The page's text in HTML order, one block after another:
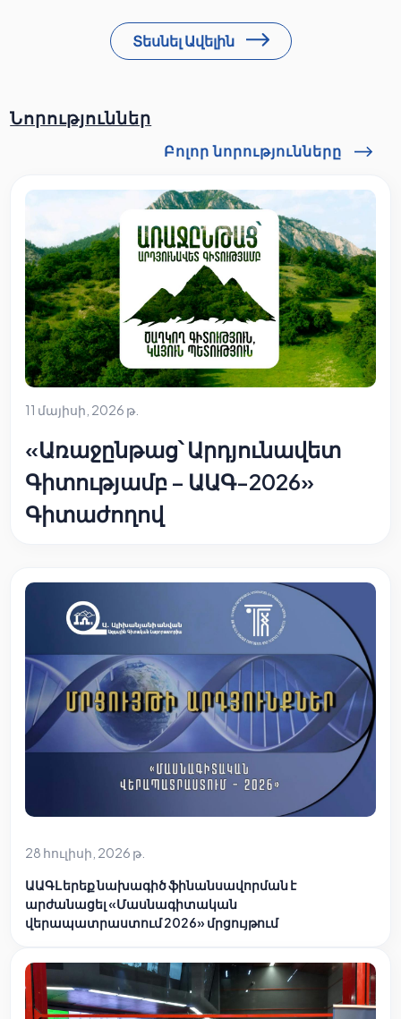
Տեսնել Ավելին
Նորություններ
Բոլոր նորությունները
11 մայիսի, 2026 թ.
«Առաջընթաց՝ Արդյունավետ
Գիտությամբ – ԱԱԳ-2026»
Գիտաժողով
28 հուլիսի, 2026 թ.
ԱԱԳԼ երեք նախագիծ ֆինանսավորման է
արժանացել «Մասնագիտական
վերապատրաստում 2026» մրցույթում